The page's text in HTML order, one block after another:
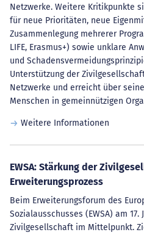
Netzwerke. Weitere Kritikpunkte
für neue Prioritäten, neue
Zusammenlegung mehrerer
LIFE, Erasmus+) sowie unklare
und
Unterstützung der
Netzwerke und erreicht über
Menschen in gemeinnützigen
Weitere Informationen
EWSA: Stärkung der
Erweiterungsprozess
Beim Erweiterungsforum des
Sozialausschusses (EWSA) am
Zivilgesellschaft im Mittelpunkt.